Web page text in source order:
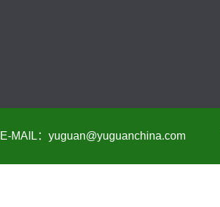
E-MAIL：yuguan@yuguanchina.com